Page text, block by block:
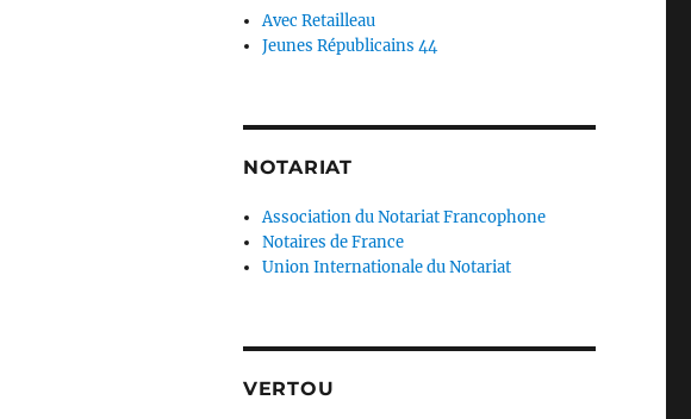
Avec Retailleau
Jeunes Républicains 44
NOTARIAT
Association du Notariat Francophone
Notaires de France
Union Internationale du Notariat
VERTOU